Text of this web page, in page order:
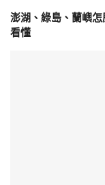
澎湖、綠島、蘭嶼
看懂